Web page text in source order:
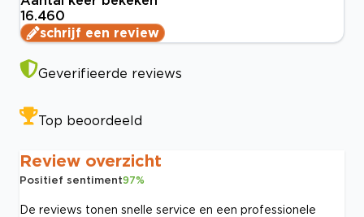
16.460
schrijf een review
Geverifieerde reviews
Top beoordeeld
Review overzicht
Positief sentiment97%
De reviews tonen snelle service en een professionele